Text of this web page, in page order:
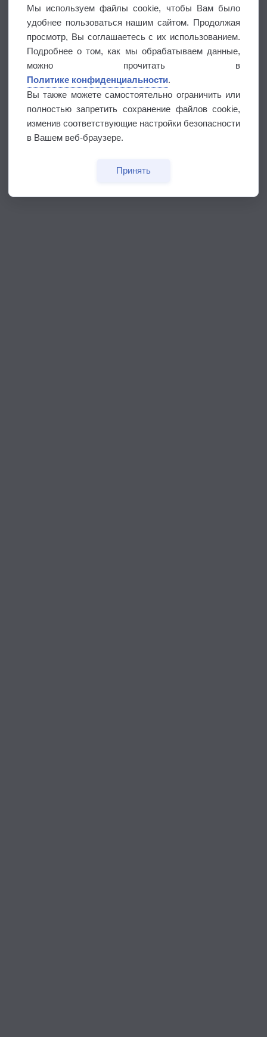
Мы используем файлы cookie, чтобы Вам было
удобнее пользоваться нашим сайтом. Продолжая
просмотр, Вы соглашаетесь с их использованием.
Подробнее о том, как мы обрабатываем данные,
можно прочитать в
Политике конфиденциальности.
Вы также можете самостоятельно ограничить или
полностью запретить сохранение файлов cookie,
изменив соответствующие настройки безопасности
в Вашем веб-браузере.
Принять